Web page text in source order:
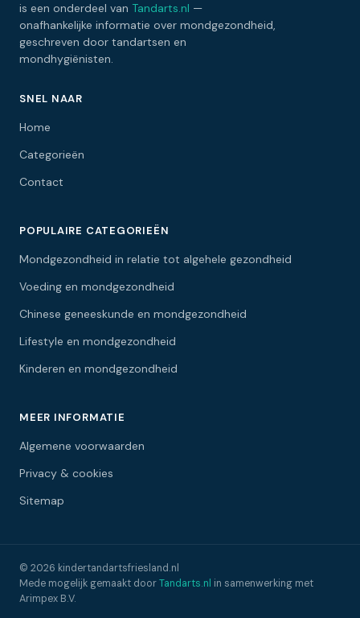
is een onderdeel van Tandarts.nl —
onafhankelijke informatie over mondgezondheid,
geschreven door tandartsen en
mondhygiënisten.
SNEL NAAR
Home
Categorieën
Contact
POPULAIRE CATEGORIEËN
Mondgezondheid in relatie tot algehele gezondheid
Voeding en mondgezondheid
Chinese geneeskunde en mondgezondheid
Lifestyle en mondgezondheid
Kinderen en mondgezondheid
MEER INFORMATIE
Algemene voorwaarden
Privacy & cookies
Sitemap
© 2026 kindertandartsfriesland.nl
Mede mogelijk gemaakt doorTandarts.nl in samenwerking met
Arimpex B.V.